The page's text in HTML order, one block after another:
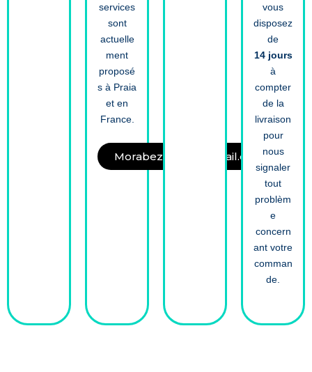
services
sont
actuelle
ment
proposé
s à Praia
et en
France.
Morabezapraia@gmail.com
vous
disposez
de
14 jours
à
compter
de la
livraison
pour
nous
signaler
tout
problèm
e
concern
ant votre
comman
de.